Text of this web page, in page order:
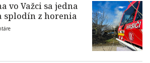
vo Važci sa jedna
splodín z horenia